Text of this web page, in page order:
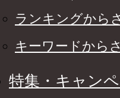
ランキングから
キーワードから
特集・キャン